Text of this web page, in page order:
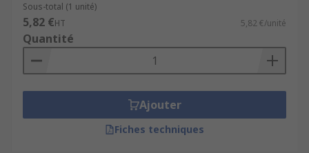
Sous-total (1 unité)
5,82 €HT 5,82 €/unité
Quantité
Ajouter
Fiches techniques